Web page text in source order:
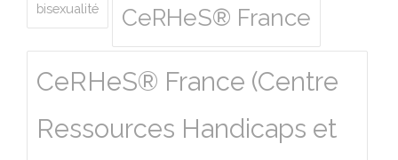
bisexualité CeRHeS® France
CeRHeS® France (Centre
Ressources Handicaps et